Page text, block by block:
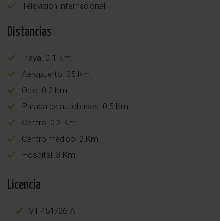
Televisión internacional
Distancias
Playa: 0.1 Km.
Aeropuerto: 35 Km.
Ocio: 0.2 Km.
Parada de autobuses: 0.5 Km.
Centro: 0.2 Km.
Centro médico: 2 Km.
Hospital: 3 Km.
Licencia
VT-451726-A